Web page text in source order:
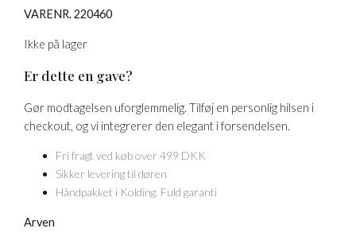
VARENR. 220460
Ikke på lager
Er dette en gave?
Gør modtagelsen uforglemmelig. Tilføj en personlig hilsen i
checkout, og vi integrerer den elegant i forsendelsen.
Fri fragt ved køb over 499 DKK
Sikker levering til døren
Håndpakket i Kolding. Fuld garanti
Arven